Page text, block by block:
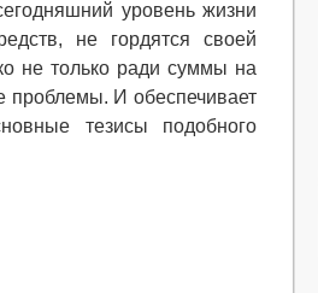
уровень жизни
не гордятся своей
не только ради суммы на
проблемы. И обеспечивает
тезисы подобного